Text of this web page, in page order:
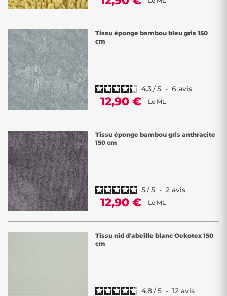
Tissu éponge bambou bleu gris 150
cm
4.3/5 - 6 avis
12,90 € Le ML
Tissu éponge bambou gris anthracite
150 cm
5/5 - 2 avis
12,90 € Le ML
Tissu nid d'abeille blanc Oekotex 150
cm
4.8/5 - 12 avis